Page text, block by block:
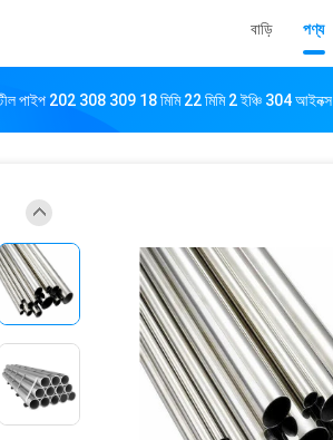
বাড়ি পণ্য
স্টীল পাইপ 202 308 309 18 মিমি 22 মিমি 2 ইঞ্চি 304